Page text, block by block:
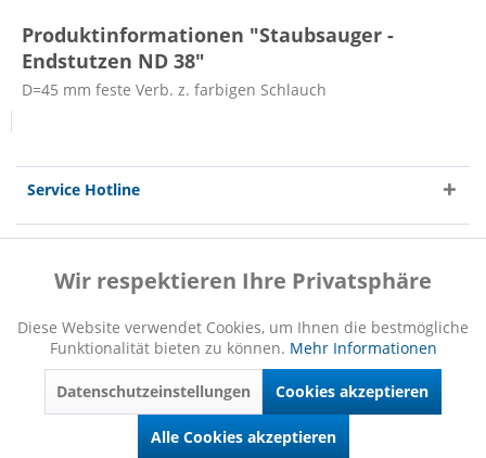
Produktinformationen "Staubsauger -
Endstutzen ND 38"
D=45 mm feste Verb. z. farbigen Schlauch
Service Hotline
* Alle Preise inkl. gesetzl. Mehrwertsteuer zzgl.
Nachnahmegebühren, wenn nicht anders beschrieben
Funktionale Aktiv
Marketing Inaktiv
Tracking Inaktiv
Wir respektieren Ihre Privatsphäre
Diese Website verwendet Cookies, um Ihnen die bestmögliche
Funktionalität bieten zu können. Mehr Informationen
Datenschutzeinstellungen Cookies akzeptieren
Alle Cookies akzeptieren